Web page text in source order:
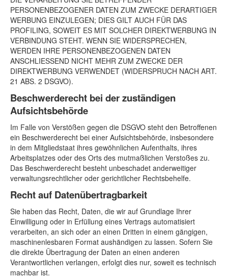
PERSONENBEZOGENER DATEN ZUM ZWECKE DERARTIGER
WERBUNG EINZULEGEN; DIES GILT AUCH FÜR DAS
PROFILING, SOWEIT ES MIT SOLCHER DIREKTWERBUNG IN
VERBINDUNG STEHT. WENN SIE WIDERSPRECHEN,
WERDEN IHRE PERSONENBEZOGENEN DATEN
ANSCHLIESSEND NICHT MEHR ZUM ZWECKE DER
DIREKTWERBUNG VERWENDET (WIDERSPRUCH NACH ART.
21 ABS. 2 DSGVO).
Beschwerde­recht bei der zuständigen
Aufsichts­behörde
Im Falle von Verstößen gegen die DSGVO steht den Betroffenen
ein Beschwerderecht bei einer Aufsichtsbehörde, insbesondere
in dem Mitgliedstaat ihres gewöhnlichen Aufenthalts, ihres
Arbeitsplatzes oder des Orts des mutmaßlichen Verstoßes zu.
Das Beschwerderecht besteht unbeschadet anderweitiger
verwaltungsrechtlicher oder gerichtlicher Rechtsbehelfe.
Recht auf Daten­übertrag­barkeit
Sie haben das Recht, Daten, die wir auf Grundlage Ihrer
Einwilligung oder in Erfüllung eines Vertrags automatisiert
verarbeiten, an sich oder an einen Dritten in einem gängigen,
maschinenlesbaren Format aushändigen zu lassen. Sofern Sie
die direkte Übertragung der Daten an einen anderen
Verantwortlichen verlangen, erfolgt dies nur, soweit es technisch
machbar ist.